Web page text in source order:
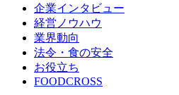
企業インタビュー
経営ノウハウ
業界動向
法令・食の安全
お役立ち
FOODCROSS